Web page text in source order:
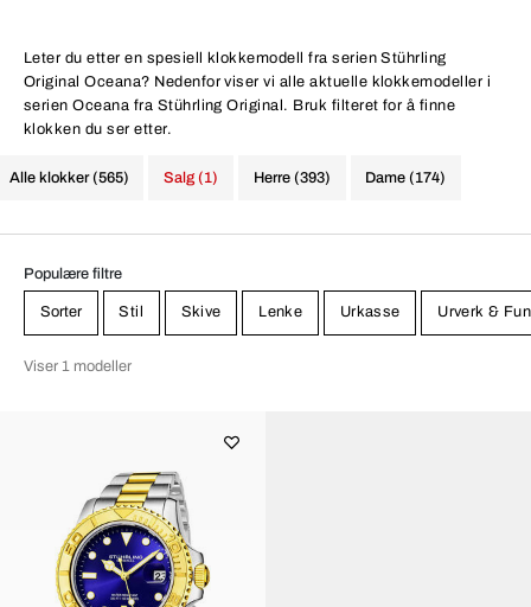
Leter du etter en spesiell klokkemodell fra serien Stührling
Original Oceana? Nedenfor viser vi alle aktuelle klokkemodeller i
serien Oceana fra Stührling Original. Bruk filteret for å finne
klokken du ser etter.
Alle klokker (565) Herre (393) Dame (174)
Salg (1)
Populære filtre
Sorter Stil Skive Lenke Urkasse Urverk &
Viser 1 modeller